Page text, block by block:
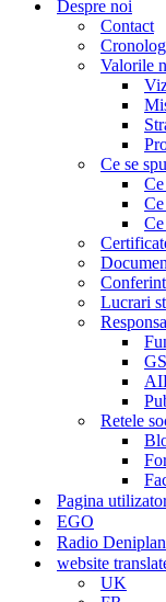
Despre noi
Contact
Valorile
Ce se
Lucrari
Retele
Pagina
EGO
Radio
website
UK